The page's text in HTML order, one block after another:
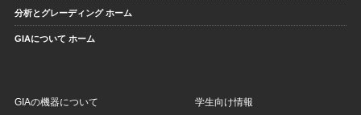
分析とグレーディング ホーム
GIAについて ホーム
GIAの機器について 学生向け情報